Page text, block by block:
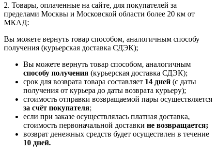
2. Товары, оплаченные на сайте, для покупателей за
пределами Москвы и Московской области более 20 км от
МКАД:
Вы можете вернуть товар способом, аналогичным способу
получения (курьерская доставка СДЭК);
Вы можете вернуть товар способом, аналогичным
способу получения (курьерская доставка СДЭК);
срок для возврата товара составляет 14 дней (с даты
получения от курьера до даты возврата курьеру);
стоимость отправки возвращаемой пары осуществляется
за счёт покупателя;
если при заказе осуществлялась платная доставка,
стоимость первоначальной доставки не возвращается;
возврат денежных средств будет осуществлен в течение
10 дней.